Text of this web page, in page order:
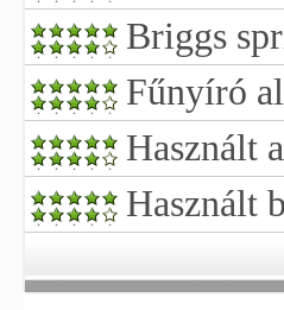
Briggs
Fűnyíró
Használt
Használt